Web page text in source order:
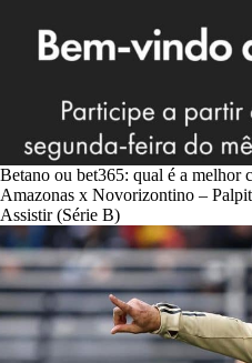
Betano ou bet365: qual é a melhor
Amazonas x Novorizontino –
Assistir (Série B)